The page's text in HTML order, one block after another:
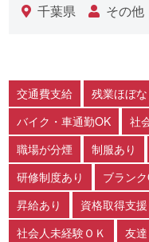
千葉県 その他
交通費支給
残業ほぼ
バイク・車通勤OK
社
職場が分煙
制服あり
研修制度あり
ブラン
昇給あり
資格取得支援
社会人未経験ＯＫ
友